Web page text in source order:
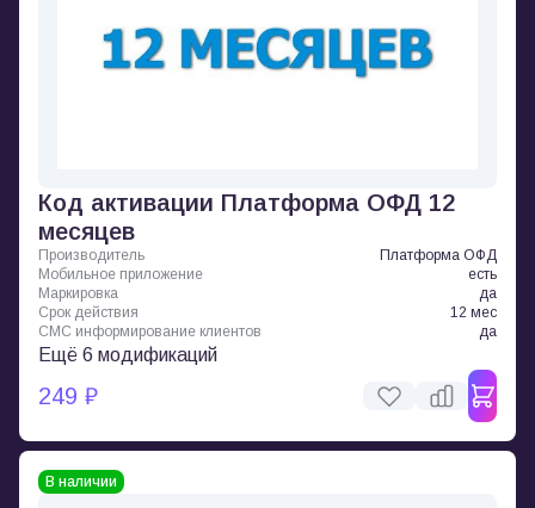
Код активации Платформа ОФД 12
месяцев
Производитель
Платформа ОФД
Мобильное приложение
есть
Маркировка
да
Срок действия
12 мес
СМС информирование клиентов
да
Ещё 6 модификаций
249 ₽
В наличии